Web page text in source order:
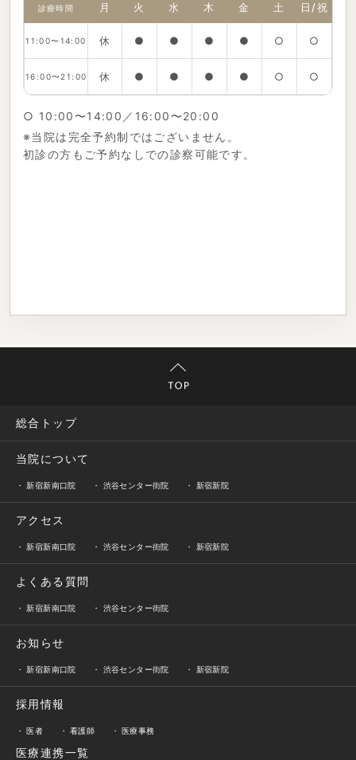
診療時間 月 火 水 木 金 土 日/祝
11:00〜14:00 休 ● ● ● ● ○ ○
16:00〜21:00 休 ● ● ● ● ○ ○
○ 10:00〜14:00／16:00〜20:00
※当院は完全予約制ではございません。
初診の方もご予約なしでの診察可能です。
総合トップ
当院について
新宿新南口院 渋谷センター街院 新宿新院
アクセス
新宿新南口院 渋谷センター街院 新宿新院
よくある質問
新宿新南口院 渋谷センター街院
お知らせ
新宿新南口院 渋谷センター街院 新宿新院
採用情報
医者 看護師 医療事務
医療連携一覧